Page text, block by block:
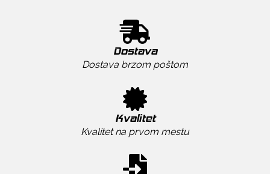
Dostava
Dostava brzom poštom
Kvalitet
Kvalitet na prvom mestu